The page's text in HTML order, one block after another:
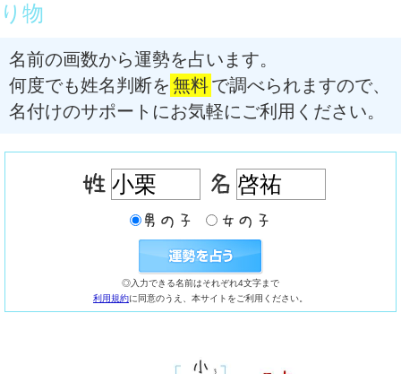
り物
名前の画数から運勢を占います。
何度でも姓名判断を 無料で調べられますので、
名付けのサポートにお気軽にご利用ください。
◎入力できる名前はそれぞれ4文字まで
利用規約に同意のうえ、本サイトをご利用ください。